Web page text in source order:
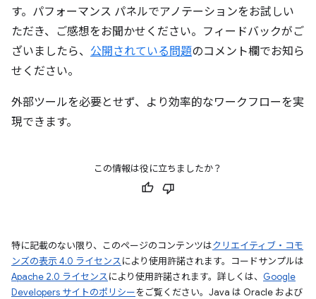
す。パフォーマンス パネルでアノテーションをお試しい
ただき、ご感想をお聞かせください。フィードバックがご
ざいましたら、 公開されている問題のコメント欄でお知ら
せください。
外部ツールを必要とせず、より効率的なワークフローを実
現できます。
この情報は役に立ちましたか？
特に記載のない限り、このページのコンテンツはクリエイティブ・コモ
ンズの表示 4.0 ライセンスにより使用許諾されます。コードサンプルは
Apache 2.0 ライセンスにより使用許諾されます。詳しくは、 Google
Developers サイトのポリシーをご覧ください。Java は Oracle および